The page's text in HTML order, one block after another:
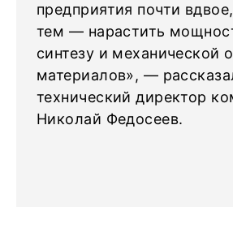
предприятия почти
тем — нарастить
синтезу и механической
материалов», —
технический директор
Николай Федосеев.